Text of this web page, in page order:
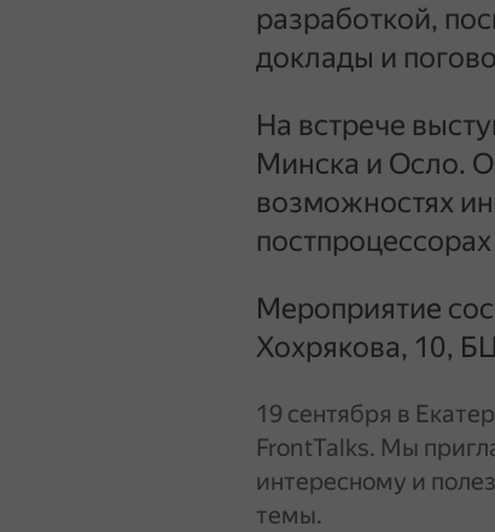
разработкой,
доклады и
На встрече
Минска и Осло.
возможностях
Мероприятие
Хохрякова, 10,
19 сентября в
FrontTalks. Мы
интересному и
темы.